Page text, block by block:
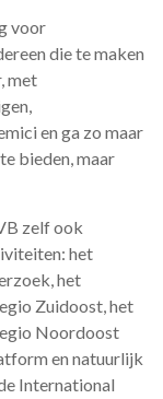
voor
die te maken
met
en ga zo maar
bieden, maar
zelf ook
het
het
Zuidoost, het
Noordoost
en natuurlijk
International